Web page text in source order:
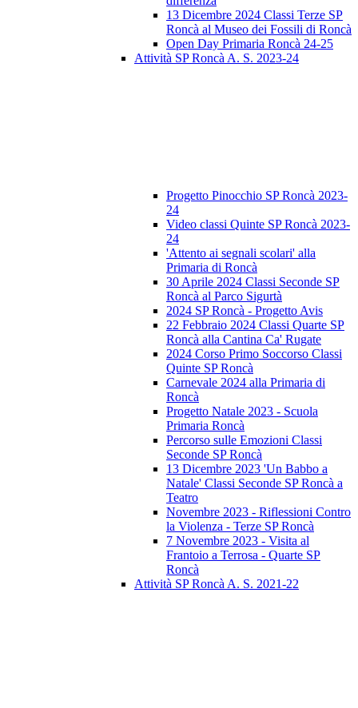
13 Dicembre 2024 Classi Terze SP
Roncà al Museo dei Fossili di Roncà
Open Day Primaria Roncà 24-25
Attività SP Roncà A. S. 2023-24
Progetto Pinocchio SP Roncà 2023-
24
Video classi Quinte SP Roncà 2023-
24
'Attento ai segnali scolari' alla
Primaria di Roncà
30 Aprile 2024 Classi Seconde SP
Roncà al Parco Sigurtà
2024 SP Roncà - Progetto Avis
22 Febbraio 2024 Classi Quarte SP
Roncà alla Cantina Ca' Rugate
2024 Corso Primo Soccorso Classi
Quinte SP Roncà
Carnevale 2024 alla Primaria di
Roncà
Progetto Natale 2023 - Scuola
Primaria Roncà
Percorso sulle Emozioni Classi
Seconde SP Roncà
13 Dicembre 2023 'Un Babbo a
Natale' Classi Seconde SP Roncà a
Teatro
Novembre 2023 - Riflessioni Contro
la Violenza - Terze SP Roncà
7 Novembre 2023 - Visita al
Frantoio a Terrosa - Quarte SP
Roncà
Attività SP Roncà A. S. 2021-22